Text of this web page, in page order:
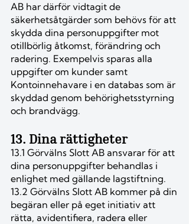
AB har därför vidtagit de
säkerhetsåtgärder som behövs för att
skydda dina personuppgifter mot
otillbörlig åtkomst, förändring och
radering. Exempelvis sparas alla
uppgifter om kunder samt
Kontoinnehavare i en databas som är
skyddad genom behörighetsstyrning
och brandvägg.
13. Dina rättigheter
13.1 Görvälns Slott AB ansvarar för att
dina personuppgifter behandlas i
enlighet med gällande lagstiftning.
13.2 Görvälns Slott AB kommer på din
begäran eller på eget initiativ att
rätta, avidentifiera, radera eller